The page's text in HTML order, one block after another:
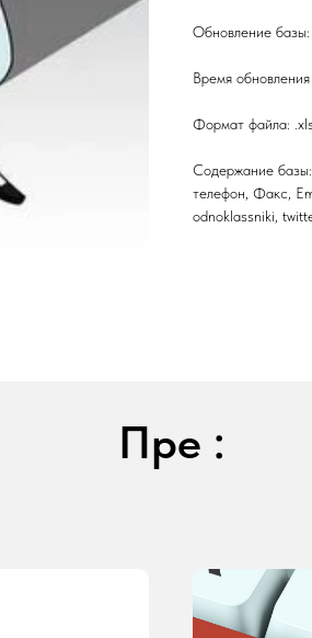
Обновление базы:
Время
Формат файла:
Содержание
телефон, Факс,
odnoklassniki,
Пре :